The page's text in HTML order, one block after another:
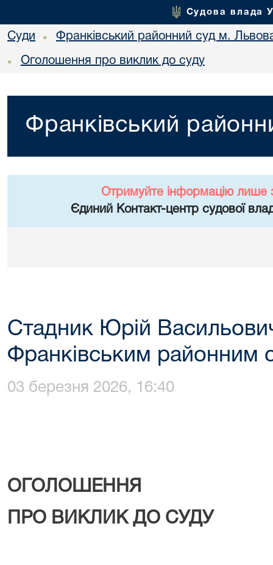
Судова влада
Суди • Франківський районний суд м.
• Оголошення про виклик до суду
Франківський
Отримуйте інформацію лише
Єдиний Контакт-центр судової
Стадник Юрій
Франківським районним
03 березня 2026, 16:40
ОГОЛОШЕННЯ
ПРО ВИКЛИК ДО СУДУ